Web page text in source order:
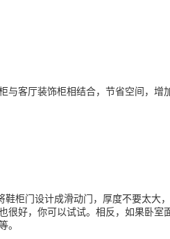
客厅装饰柜相结合，节省空间，增
柜门设计成滑动门，厚度不要太大
很好，你可以试试。相反，如果卧
。